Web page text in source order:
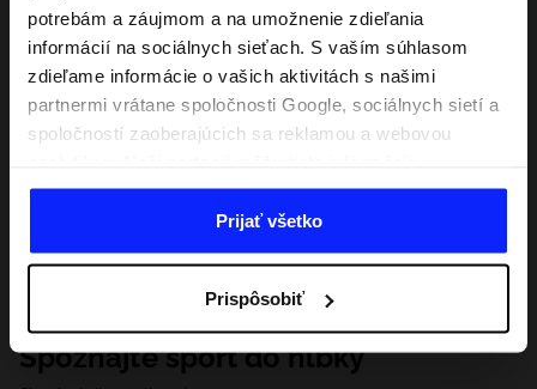
potrebám a záujmom a na umožnenie zdieľania
informácií na sociálnych sieťach. S vaším súhlasom
zdieľame informácie o vašich aktivitách s našimi
partnermi vrátane spoločnosti Google, sociálnych sietí a
spoločností zaoberajúcich sa reklamou a webovou
kombinovať s inými, ktoré poskytnete mimo tejto
webovej stránky, ako aj s údajmi, ktoré získajú v
dôsledku vášho používania ich služieb. S vaším
našim partnerom, aby sme zacielili a zlepšili spôsob
zobrazovania online reklamy, vykonali analytický
prieskum, upravili obsah a zlepšili riešenia ponúkané
Prijať všetko
Prispôsobiť
Spoznajte šport do hĺbky